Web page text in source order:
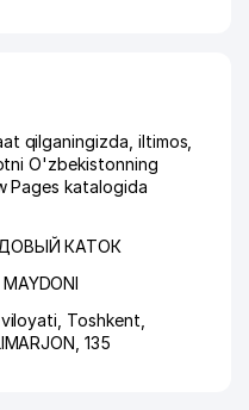
qilganingizda, iltimos,
O'zbekistonning
Pages katalogida
КАТОК
Toshkent
, 135